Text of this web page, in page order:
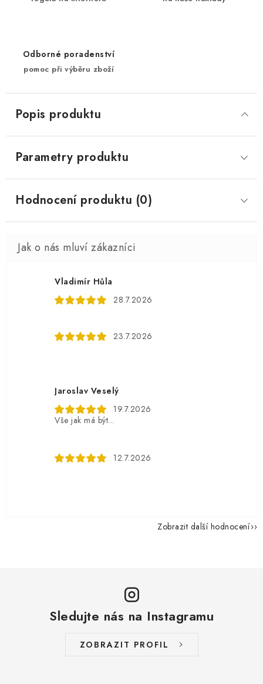
Odborné poradenství
pomoc při výběru zboží
Popis produktu
Parametry produktu
Hodnocení produktu (0)
Vladimír Hůla
28.7.2026
23.7.2026
Jaroslav Veselý
19.7.2026
Vše jak má být...
12.7.2026
Zobrazit další hodnocení
Sledujte nás na Instagramu
ZOBRAZIT PROFIL